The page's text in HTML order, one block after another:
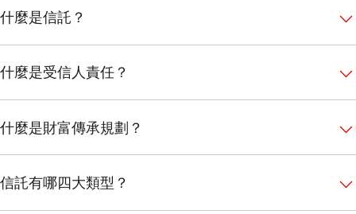
什麼是信託？
什麼是受信人責任？
什麼是財富傳承規劃？
信託有哪四大類型？